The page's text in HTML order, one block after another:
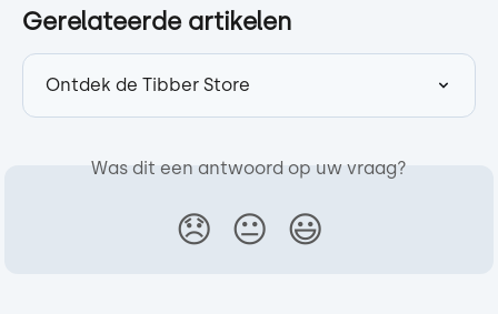
Gerelateerde artikelen
Ontdek de Tibber Store
Was dit een antwoord op uw vraag?
😞 😐 😃